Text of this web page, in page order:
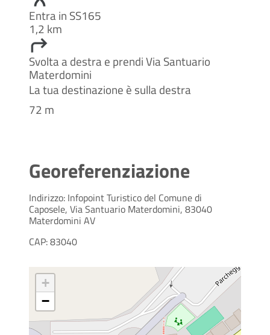
Entra in SS165
1,2 km
Svolta a destra e prendi Via Santuario
Materdomini
La tua destinazione è sulla destra
72 m
Georeferenziazione
Indirizzo: Infopoint Turistico del Comune di
Caposele, Via Santuario Materdomini, 83040
Materdomini AV
CAP: 83040
+
−